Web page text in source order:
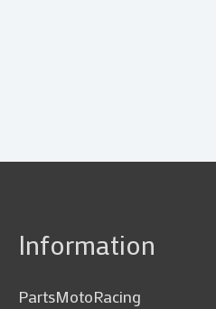
Information
PartsMotoRacing